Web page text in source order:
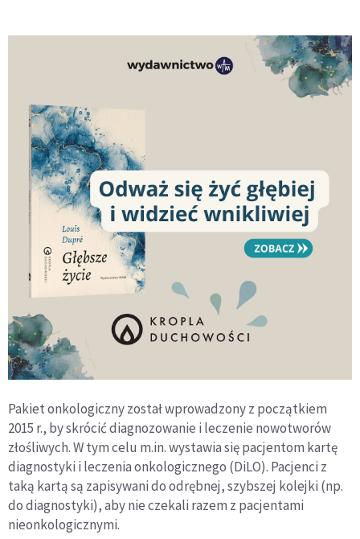
Pakiet onkologiczny został wprowadzony z początkiem
2015 r., by skrócić diagnozowanie i leczenie nowotworów
złośliwych. W tym celu m.in. wystawia się pacjentom kartę
diagnostyki i leczenia onkologicznego (DiLO). Pacjenci z
taką kartą są zapisywani do odrębnej, szybszej kolejki (np.
do diagnostyki), aby nie czekali razem z pacjentami
nieonkologicznymi.